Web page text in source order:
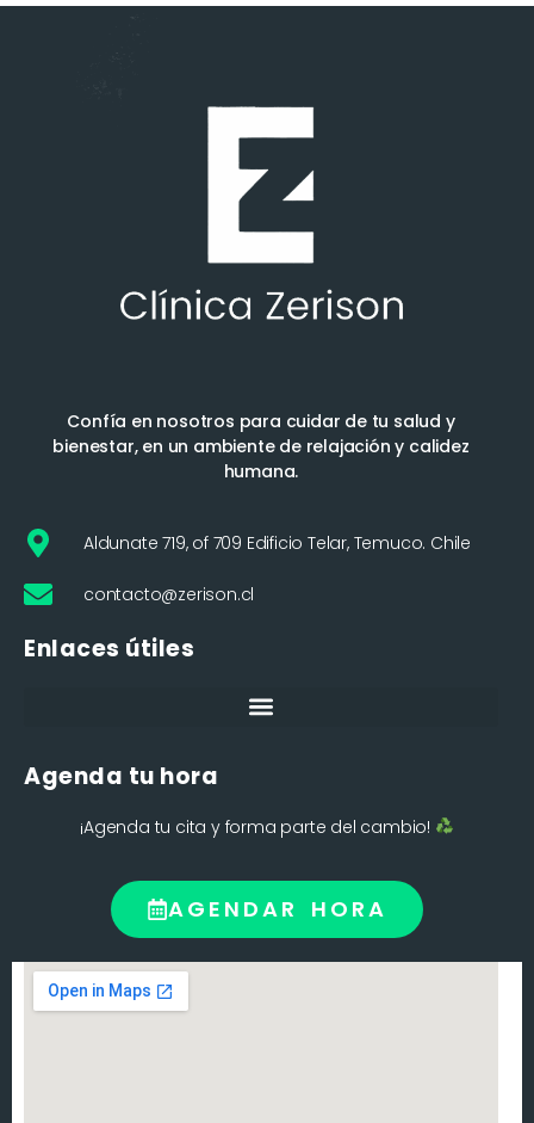
Confía en nosotros para cuidar de tu salud y
bienestar, en un ambiente de relajación y calidez
humana.
Aldunate 719, of 709 Edificio Telar, Temuco. Chile
contacto@zerison.cl
Enlaces útiles
Agenda tu hora
¡Agenda tu cita y forma parte del cambio!
AGENDAR HORA